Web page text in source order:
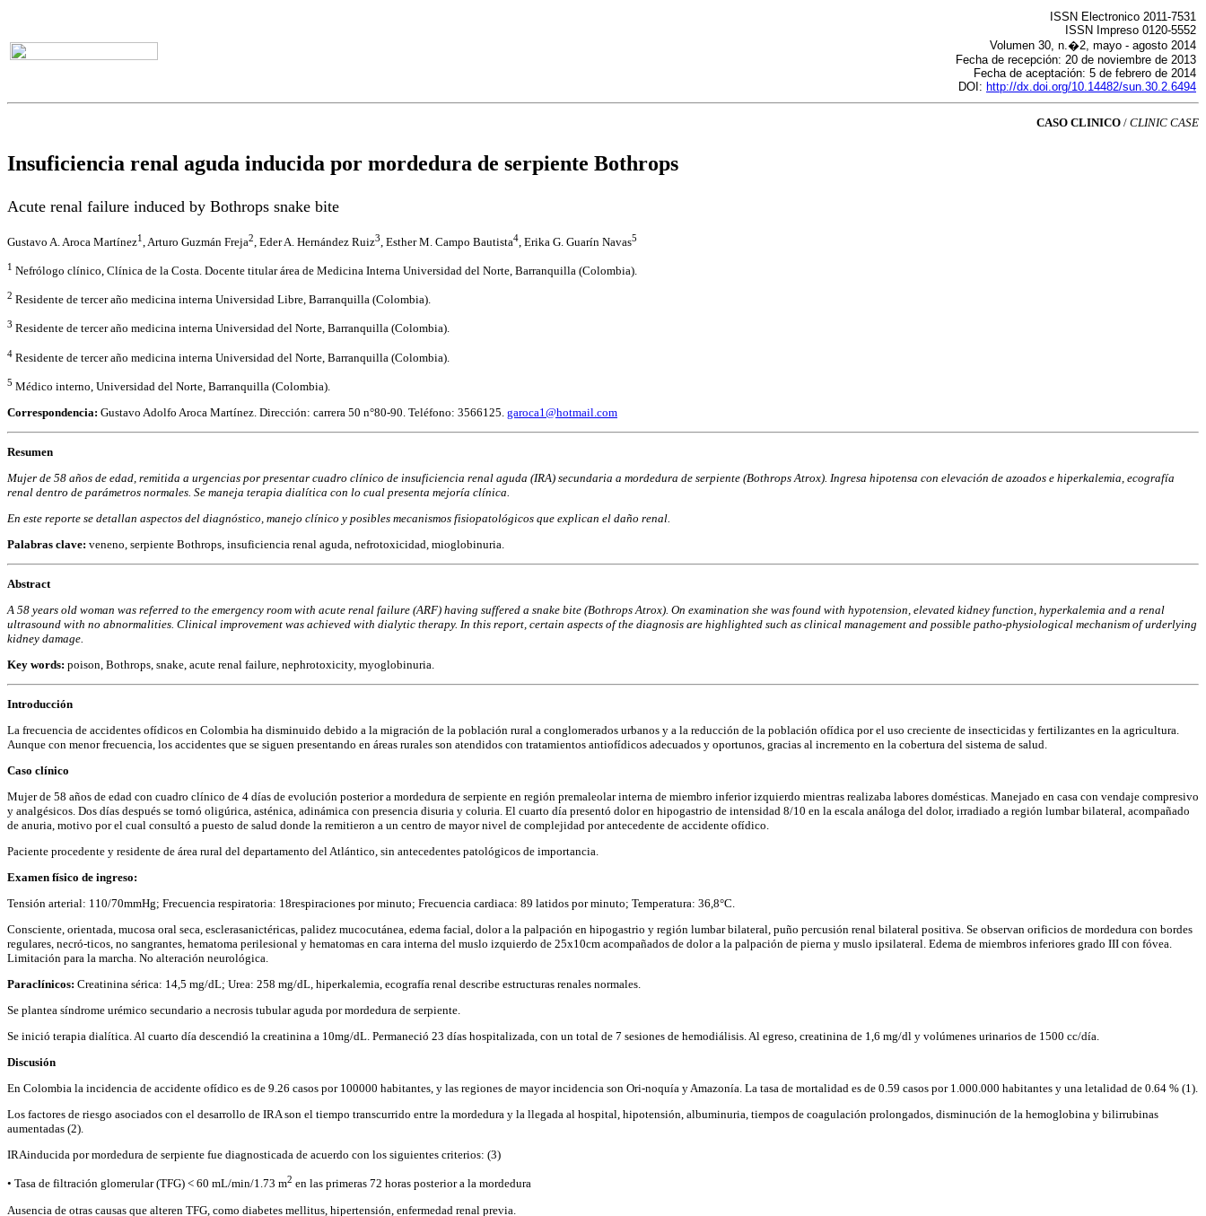
ISSN Electronico 2011-7531
ISSN Impreso 0120-5552
Volumen 30, n.�2, mayo - agosto 2014
Fecha de recepción: 20 de noviembre de 2013
Fecha de aceptación: 5 de febrero de 2014
DOI: http://dx.doi.org/10.14482/sun.30.2.6494
CASO CLINICO / CLINIC CASE
Insuficiencia renal aguda inducida por mordedura de serpiente Bothrops
Acute renal failure induced by Bothrops snake bite
Gustavo A. Aroca Martínez1 , Arturo Guzmán Freja2 , Eder A. Hernández Ruiz3 , Esther M. Campo Bautista4 , Erika G. Guarín Navas5
1 Nefrólogo clínico, Clínica de la Costa. Docente titular área de Medicina Interna Universidad del Norte, Barranquilla (Colombia).
2 Residente de tercer año medicina interna Universidad Libre, Barranquilla (Colombia).
3 Residente de tercer año medicina interna Universidad del Norte, Barranquilla (Colombia).
4 Residente de tercer año medicina interna Universidad del Norte, Barranquilla (Colombia).
5 Médico interno, Universidad del Norte, Barranquilla (Colombia).
Correspondencia: Gustavo Adolfo Aroca Martínez. Dirección: carrera 50 n°80-90. Teléfono: 3566125. garoca1@hotmail.com
Resumen
Mujer de 58 años de edad, remitida a urgencias por presentar cuadro clínico de insuficiencia renal aguda (IRA) secundaria a mordedura de serpiente (Bothrops Atrox). Ingresa hipotensa con elevación de azoados e hiperkalemia, ecografía
renal dentro de parámetros normales. Se maneja terapia dialítica con lo cual presenta mejoría clínica.
En este reporte se detallan aspectos del diagnóstico, manejo clínico y posibles mecanismos fisiopatológicos que explican el daño renal.
Palabras clave: veneno, serpiente Bothrops, insuficiencia renal aguda, nefrotoxicidad, mioglobinuria.
Abstract
A 58 years old woman was referred to the emergency room with acute renal failure (ARF) having suffered a snake bite (Bothrops Atrox). On examination she was found with hypotension, elevated kidney function, hyperkalemia and a renal
ultrasound with no abnormalities. Clinical improvement was achieved with dialytic therapy. In this report, certain aspects of the diagnosis are highlighted such as clinical management and possible patho-physiological mechanism of urderlying
kidney damage.
Key words: poison, Bothrops, snake, acute renal failure, nephrotoxicity, myoglobinuria.
Introducción
La frecuencia de accidentes ofídicos en Colombia ha disminuido debido a la migración de la población rural a conglomerados urbanos y a la reducción de la población ofídica por el uso creciente de insecticidas y fertilizantes en la agricultura.
Aunque con menor frecuencia, los accidentes que se siguen presentando en áreas rurales son atendidos con tratamientos antiofídicos adecuados y oportunos, gracias al incremento en la cobertura del sistema de salud.
Caso clínico
Mujer de 58 años de edad con cuadro clínico de 4 días de evolución posterior a mordedura de serpiente en región premaleolar interna de miembro inferior izquierdo mientras realizaba labores domésticas. Manejado en casa con vendaje compresivo
y analgésicos. Dos días después se tornó oligúrica, asténica, adinámica con presencia disuria y coluria. El cuarto día presentó dolor en hipogastrio de intensidad 8/10 en la escala análoga del dolor, irradiado a región lumbar bilateral, acompañado
de anuria, motivo por el cual consultó a puesto de salud donde la remitieron a un centro de mayor nivel de complejidad por antecedente de accidente ofídico.
Paciente procedente y residente de área rural del departamento del Atlántico, sin antecedentes patológicos de importancia.
Examen físico de ingreso:
Tensión arterial: 110/70mmHg; Frecuencia respiratoria: 18respiraciones por minuto; Frecuencia cardiaca: 89 latidos por minuto; Temperatura: 36,8°C.
Consciente, orientada, mucosa oral seca, esclerasanictéricas, palidez mucocutánea, edema facial, dolor a la palpación en hipogastrio y región lumbar bilateral, puño percusión renal bilateral positiva. Se observan orificios de mordedura con bordes
regulares, necró-ticos, no sangrantes, hematoma perilesional y hematomas en cara interna del muslo izquierdo de 25x10cm acompañados de dolor a la palpación de pierna y muslo ipsilateral. Edema de miembros inferiores grado III con fóvea.
Limitación para la marcha. No alteración neurológica.
Paraclínicos: Creatinina sérica: 14,5 mg/dL; Urea: 258 mg/dL, hiperkalemia, ecografía renal describe estructuras renales normales.
Se plantea síndrome urémico secundario a necrosis tubular aguda por mordedura de serpiente.
Se inició terapia dialítica. Al cuarto día descendió la creatinina a 10mg/dL. Permaneció 23 días hospitalizada, con un total de 7 sesiones de hemodiálisis. Al egreso, creatinina de 1,6 mg/dl y volúmenes urinarios de 1500 cc/día.
Discusión
En Colombia la incidencia de accidente ofídico es de 9.26 casos por 100000 habitantes, y las regiones de mayor incidencia son Ori-noquía y Amazonía. La tasa de mortalidad es de 0.59 casos por 1.000.000 habitantes y una letalidad de 0.64 % (1).
Los factores de riesgo asociados con el desarrollo de IRA son el tiempo transcurrido entre la mordedura y la llegada al hospital, hipotensión, albuminuria, tiempos de coagulación prolongados, disminución de la hemoglobina y bilirrubinas
aumentadas (2).
IRAinducida por mordedura de serpiente fue diagnosticada de acuerdo con los siguientes criterios: (3)
• Tasa de filtración glomerular (TFG) < 60 mL/min/1.73 m2 en las primeras 72 horas posterior a la mordedura
Ausencia de otras causas que alteren TFG, como diabetes mellitus, hipertensión, enfermedad renal previa.